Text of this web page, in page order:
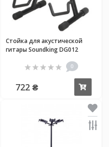
Стойка для акустической
гитары Soundking DG012
0
722 ₴